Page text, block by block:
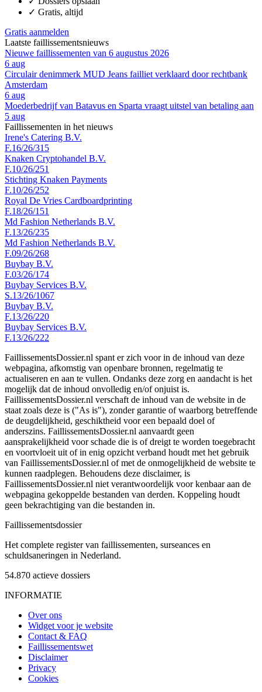
✓ Gratis, altijd
Gratis aanmelden
Laatste faillissementsnieuws
Nieuwe faillissementen van 6 augustus 2026
6 aug
Circulair denimmerk MUD Jeans failliet verklaard door rechtbank
Amsterdam
6 aug
Moederbedrijf van Batavus en Sparta vraagt uitstel van betaling aan
5 aug
Faillissementen in het nieuws
Irene's Catering B.V.
F.16/26/315
Knaken Cryptohandel B.V.
F.10/26/251
Stichting Knaken Payments
F.10/26/252
Royal De Vries Cardboardprinting
F.18/26/151
Md Fashion Netherlands B.V.
F.13/26/235
Md Fashion Netherlands B.V.
F.09/26/268
Buybay B.V.
F.03/26/174
Buybay Services B.V.
S.13/26/1067
Buybay B.V.
F.13/26/220
Buybay Services B.V.
F.13/26/222
FaillissementsDossier.nl spant er zich voor in de inhoud van deze
webpagina, afkomstig van openbare bronnen, regelmatig te
actualiseren en aan te vullen. Ondanks deze zorg en aandacht is het
mogelijk dat de inhoud onvolledig en/of onjuist is.
FaillissementsDossier.nl verschaft de inhoud van de website in de
staat zoals deze is ("As is"), zonder garantie of waarborg betreffende
de deugdelijkheid, geschiktheid voor een bepaald doel of
anderszins. FaillissementsDossier.nl aanvaardt geen
aansprakelijkheid voor schade die is of dreigt te worden toegebracht
en voortvloeit uit of in enig opzicht verband houdt met het gebruik
van FaillissementsDossier.nl of met de onmogelijkheid de website te
kunnen raadplegen. Behoudens deze disclaimer, is
FaillissementsDossier.nl niet verantwoordelijk voor kenbaar aan de
webpagina gekoppelde bestanden van derden. Koppeling houdt
geen bekrachtiging van die bestanden in.
Faillissementsdossier
Het complete register van faillissementen, surseances en
schuldsaneringen in Nederland.
54.870 actieve dossiers
INFORMATIE
Over ons
Widget voor je website
Contact & FAQ
Faillissementswet
Disclaimer
Privacy
Cookies